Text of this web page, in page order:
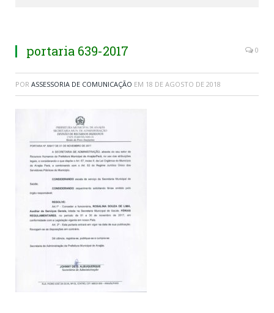
portaria 639-2017 0
POR ASSESSORIA DE COMUNICAÇÃO EM 18 DE AGOSTO DE 2018